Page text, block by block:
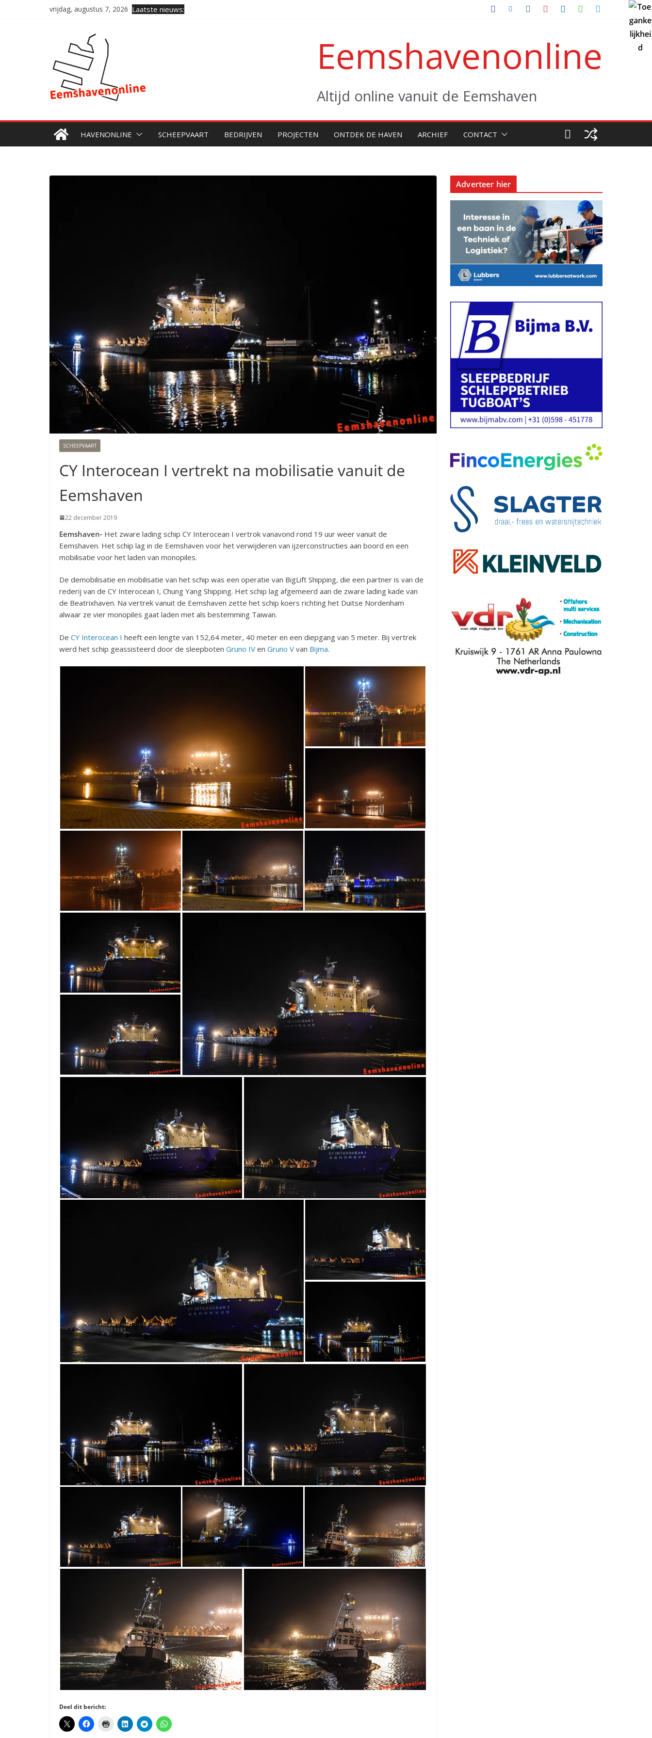
vrijdag, augustus 7, 2026 Laatste nieuws:
Eemshavenonline
Altijd online vanuit de Eemshaven
HAVENONLINE SCHEEPVAART BEDRIJVEN PROJECTEN ONTDEK DE HAVEN ARCHIEF CONTACT
SCHEEPVAART
CY Interocean I vertrekt na mobilisatie vanuit de
Eemshaven
22 december 2019
Eemshaven- Het zware lading schip CY Interocean I vertrok vanavond rond 19 uur weer vanuit de
Eemshaven. Het schip lag in de Eemshaven voor het verwijderen van ijzerconstructies aan boord en een
mobilisatie voor het laden van monopiles.
De demobilisatie en mobilisatie van het schip was een operatie van BigLift Shipping, die een partner is van de
rederij van de CY Interocean I, Chung Yang Shipping. Het schip lag afgemeerd aan de zware lading kade van
de Beatrixhaven. Na vertrek vanuit de Eemshaven zette het schip koers richting het Duitse Nordenham
alwaar ze vier monopiles gaat laden met als bestemming Taiwan.
De CY Interocean I heeft een lengte van 152,64 meter, 40 meter en een diepgang van 5 meter. Bij vertrek
werd het schip geassisteerd door de sleepboten Gruno IV en Gruno V van Bijma.
Deel dit bericht:
Adverteer hier